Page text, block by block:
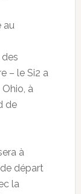
au
– le Si2 a
à
de
à
départ
la